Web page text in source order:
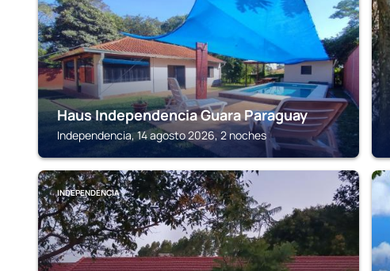
Haus Independencia Guara Paraguay
Independencia, 14 agosto 2026, 2 noches
INDEPENDENCIA